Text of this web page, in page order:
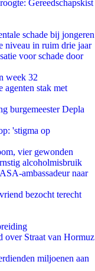
Gereedschapskist
schade bij jongeren
niveau in ruim drie jaar
voor schade door
week 32
agenten stak met
burgemeester Depla
'stigma op
vier gewonden
alcoholmisbruik
ambassadeur naar
bezocht terecht
over Straat van Hormuz
miljoenen aan